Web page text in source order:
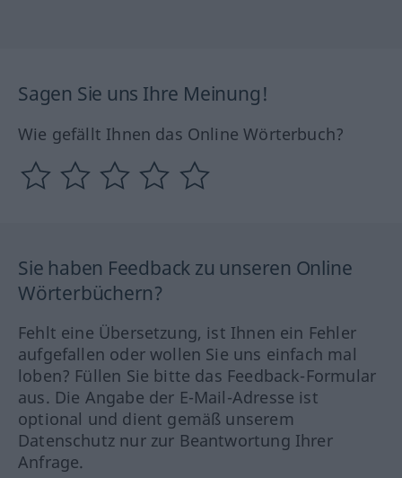
Sagen Sie uns Ihre Meinung!
Wie gefällt Ihnen das Online Wörterbuch?
Sie haben Feedback zu unseren Online
Wörterbüchern?
Fehlt eine Übersetzung, ist Ihnen ein Fehler
aufgefallen oder wollen Sie uns einfach mal
loben? Füllen Sie bitte das Feedback-Formular
aus. Die Angabe der E-Mail-Adresse ist
optional und dient gemäß unserem
Datenschutz nur zur Beantwortung Ihrer
Anfrage.